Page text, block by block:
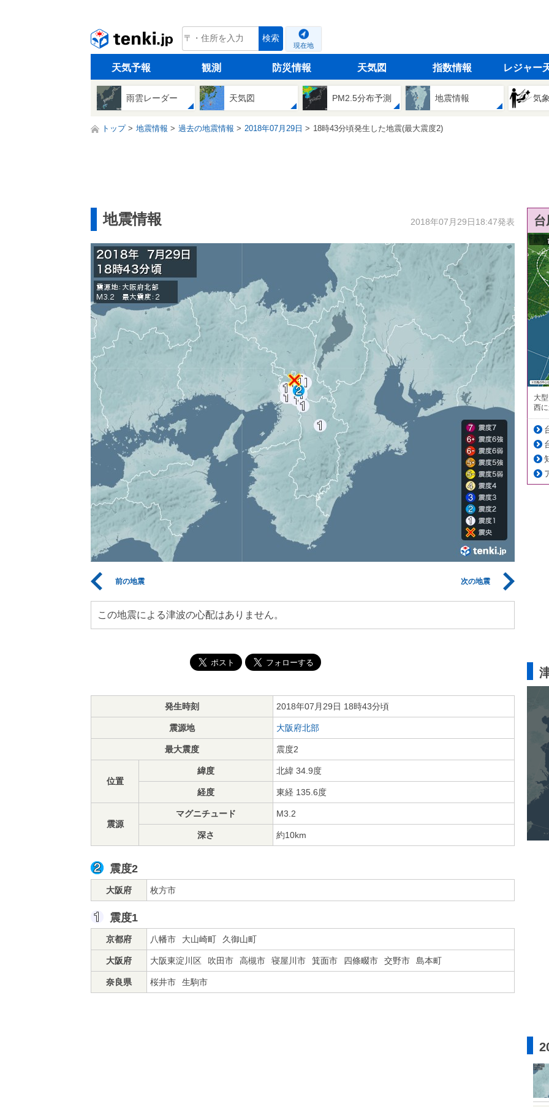
tenki.jp 検索
現在地
天気予報 観測 防災情報 天気図 指数情報 レジャー
雨雲レーダー 天気図 PM2.5分布予測 地震情報 気
トップ 地震情報 過去の地震情報 2018年07月29日 18時43分頃発生した地震(最大震度2)
地震情報 2018年07月29日18:47発表
前の地震 次の地震
この地震による津波の心配はありません。
発生時刻 2018年07月29日 18時43分頃
震源地 大阪府北部
最大震度 震度2
位置
緯度 北緯 34.9度
経度 東経 135.6度
震源
マグニチュード M3.2
深さ 約10km
震度2
大阪府 枚方市
震度1
京都府 八幡市 大山崎町 久御山町
大阪府 大阪東淀川区 吹田市 高槻市 寝屋川市 箕面市 四條畷市 交野市 島本町
奈良県 桜井市 生駒市
大
西